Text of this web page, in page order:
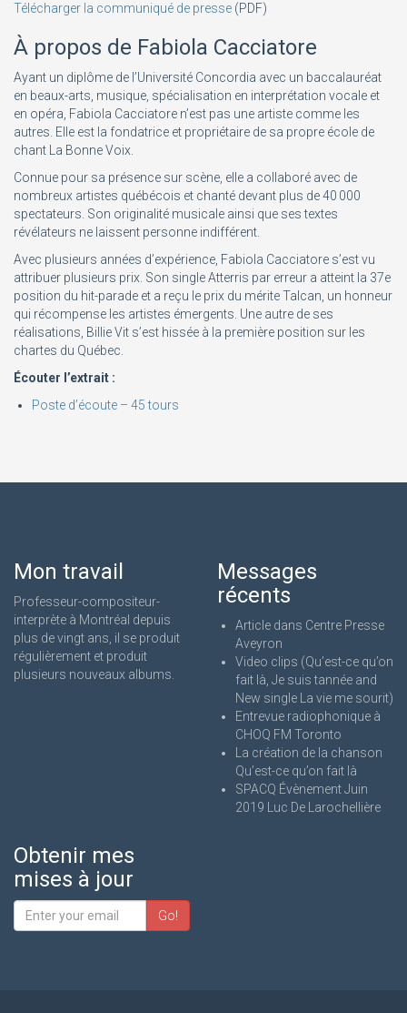
Télécharger la communiqué de presse (PDF)
À propos de Fabiola Cacciatore
Ayant un diplôme de l’Université Concordia avec un baccalauréat
en beaux-arts, musique, spécialisation en interprétation vocale et
en opéra, Fabiola Cacciatore n’est pas une artiste comme les
autres. Elle est la fondatrice et propriétaire de sa propre école de
chant La Bonne Voix.
Connue pour sa présence sur scène, elle a collaboré avec de
nombreux artistes québécois et chanté devant plus de 40 000
spectateurs. Son originalité musicale ainsi que ses textes
révélateurs ne laissent personne indifférent.
Avec plusieurs années d’expérience, Fabiola Cacciatore s’est vu
attribuer plusieurs prix. Son single Atterris par erreur a atteint la 37e
position du hit-parade et a reçu le prix du mérite Talcan, un honneur
qui récompense les artistes émergents. Une autre de ses
réalisations, Billie Vit s’est hissée à la première position sur les
chartes du Québec.
Écouter l’extrait :
Poste d’écoute – 45 tours
Mon travail
Professeur-compositeur-
interprète à Montréal depuis
plus de vingt ans, il se produit
régulièrement et produit
plusieurs nouveaux albums.
Messages
récents
Article dans Centre Presse
Aveyron
Video clips (Qu’est-ce qu’on
fait là, Je suis tannée and
New single La vie me sourit)
Entrevue radiophonique à
CHOQ FM Toronto
La création de la chanson
Qu’est-ce qu’on fait là
SPACQ Évènement Juin
2019 Luc De Larochellière
Obtenir mes
mises à jour
Go!